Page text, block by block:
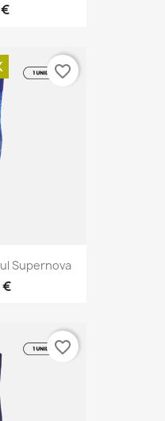
Supernova
€
favorite_border
favorite_border